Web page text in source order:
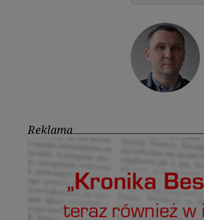
Reklama